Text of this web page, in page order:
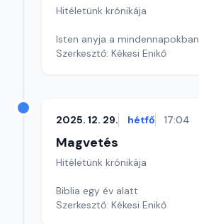
Hitéletünk krónikája
Isten anyja a mindennapokban
Szerkesztő: Kékesi Enikő
2025. 12. 29. hétfő 17:04
Magvetés
Hitéletünk krónikája
Biblia egy év alatt
Szerkesztő: Kékesi Enikő